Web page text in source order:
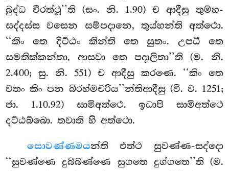
බුද්ධ වීරත්ථූ’’ති (සං. නි. 1.90) ච ආදීසු තුම්හ-
සද්දස්ස වසෙන සම්පදානෙ, තුය්හන්ති අත්ථො.
‘‘කිං තෙ දිට්ඨං කින්ති තෙ සුතං. උපධී තෙ
සමතික්කන්තා, ආසවා තෙ පදාලිතා’’ති (ම. නි.
2.400; සු. නි. 551) ච ආදීසු කරණෙ. ‘‘කිං තෙ
වතං කිං පන බ්රහ්මචරිය’’න්තිආදීසු (වි. ව. 1251;
ජා. 1.10.92) සාමිඅත්ථෙ. ඉධාපි සාමිඅත්ථෙ
දට්ඨබ්බො. තවාති හි අත්ථො.
සොවණ්ණමයන්තිඑත්ථ සුවණ්ණ-සද්දො
‘‘සුවණ්ණෙ දුබ්බණ්ණෙ සුගතෙ දුග්ගතෙ’’ති (ම.